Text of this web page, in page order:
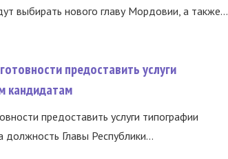
выбирать нового главу Мордовии, а также...
предоставить услуги
кандидатам
предоставить услуги типографии
Главы Республики...